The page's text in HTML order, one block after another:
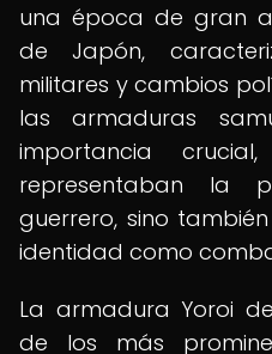
una época de gran
de Japón,
militares y cambios
las armaduras
importancia
representaban la
guerrero, sino
identidad como
La armadura Yoroi
de los más